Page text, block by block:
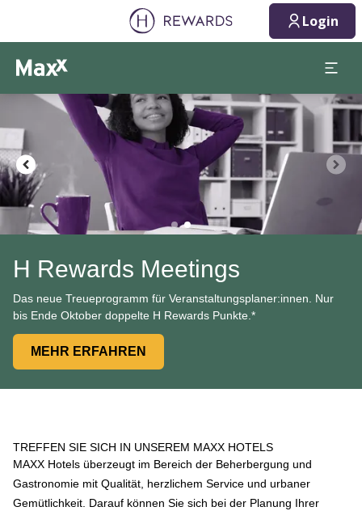
Login
Dia 2 von 2
H Rewards Meetings
Das neue Treueprogramm für Veranstaltungsplaner:innen. Nur
bis Ende Oktober doppelte H Rewards Punkte.*
MEHR ERFAHREN
TREFFEN SIE SICH IN UNSEREM MAXX HOTELS
MAXX Hotels überzeugt im Bereich der Beherbergung und
Gastronomie mit Qualität, herzlichem Service und urbaner
Gemütlichkeit. Darauf können Sie sich bei der Planung Ihrer